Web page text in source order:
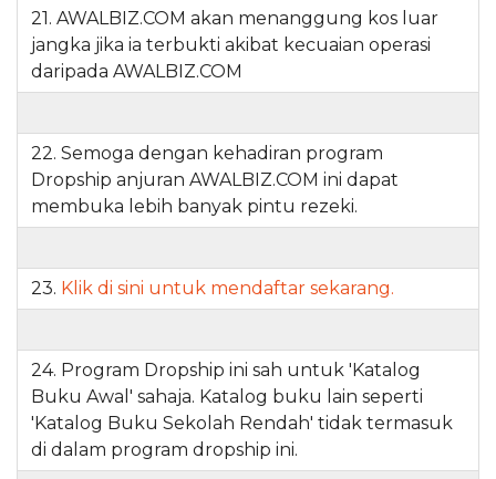
21. AWALBIZ.COM akan menanggung kos luar
jangka jika ia terbukti akibat kecuaian operasi
daripada AWALBIZ.COM
22. Semoga dengan kehadiran program
Dropship anjuran AWALBIZ.COM ini dapat
membuka lebih banyak pintu rezeki.
23. Klik di sini untuk mendaftar sekarang.
24. Program Dropship ini sah untuk 'Katalog
Buku Awal' sahaja. Katalog buku lain seperti
'Katalog Buku Sekolah Rendah' tidak termasuk
di dalam program dropship ini.